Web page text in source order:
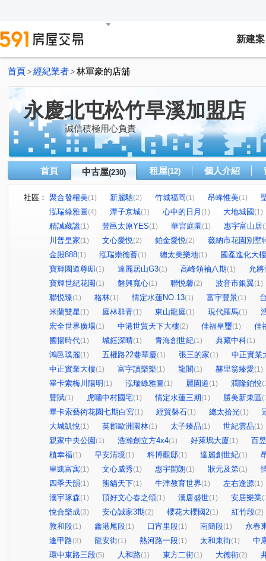
新建案
首頁 > 經紀業者 > 林軍豪的店舖
永慶北屯松竹旱溪加盟店
誠信積極用心負責
首頁 中古屋(230) 租屋(12) 個人介紹
社區： 聚合發權美(1) 新麗馳(2) 竹城福岡(1) 昂峰惟美(1)
泓瑞綠雅圖(4) 潭子京城(1) 心中的日月 (1) 大地城國(1)
精誠藏謐(1) 豐邑太原YES(1) 華宮庭園(1) 惠宇富山居
川普皇家(1) 文心愛悦(2) 鉑金愛悦(2)
薇納市花園別墅
金殿888(1) 泓瑞崇德薈(1) 總太美樂地(1)
國產進化大樓
寶輝園道尊邸(1) 達麗居山G3(1) 高峰領袖八期(1)
允
寶輝世紀花園 (1) 磐興寬心(1) 聯悦馨(2) 波音市銀翼(1)
聯悦臻(1) 格林(1) 情定水蓮NO.13(1) 富宇豐景(1)
米蘭雙星(1) 庭林群青(1) 東山龍庭(1) 現代羅馬(1)
宏全世界廣場(1) 中港世貿天下大樓(2) 佳福皇璽(1)
佳
國揚時代(1) 城鈺深晴(1) 青海創世紀(1) 典藏中科(1)
鴻邑璞麗(1) 五權路22巷華廈(1) 張三的家(1)
中正實業
中正實業大樓(1) 富宇讀樂樂(1) 龍閣(1) 赫里翁臻愛(1)
畢卡索梅川陽明 (1) 泓瑞綠雅圖 (1) 麗園道(1) 潤隆鉑悅
豐賦(1) 虎嘯中村國宅(1) 情定水蓮三期(1) 勝美新東區
畢卡索藝術花園七期白宮(1) 經貿磐石(1) 總太拾光(1)
大城凱悅(1) 英郡歐洲園林(1) 太子臻品(1) 世紀雲品(1)
親家中央公園 (1) 浩瀚創立方4x4(1) 好萊塢大廈(1)
百
植幸福(1) 早安清境(1) 科博觀邸(1) 達麗創世紀(1)
皇凱富寓(1) 文心威秀(1) 惠宇開朗(1) 狀元及第(1)
四季天韻(1) 熊貓天下(1) 牛津教育世界(1) 左右逢源(1)
漢宇琢森(1) 頂好文心春之頌(1) 漢唐盛世(1) 安居樂業
悅合樂成(3) 安心誠家3期(2) 櫻花大櫻國2(1) 紅竹段(2)
敦和段(1) 鑫港尾段(1) 口宵里段(1) 南簡段(1)
永春
逢甲路(3) 龍安街(1) 熱河路一段(1) 太和東街(1)
中
環中東路三段(5) 人和路(1) 東方二街(1) 大德街(2)